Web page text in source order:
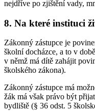
nejdříve po zjištění vady,
8. Na které instituci
Zákonný zástupce je
školní docházce, a to v
v němž má dítě zahájit
školského zákona).
Zákonný zástupce má
žák má však právo být
bydliště (§ 36 odst. 5